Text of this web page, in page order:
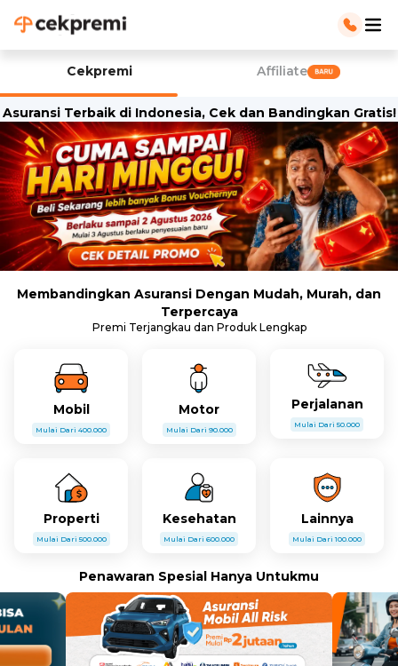
Cekpremi Affiliate
Asuransi Terbaik di Indonesia, Cek dan Bandingkan Gratis!
Membandingkan Asuransi Dengan Mudah, Murah, dan
Terpercaya
Premi Terjangkau dan Produk Lengkap
Mobil
Mulai Dari 400.000
Motor
Mulai Dari 90.000
Perjalanan
Mulai Dari 50.000
Properti
Mulai Dari 500.000
Kesehatan
Mulai Dari 600.000
Lainnya
Mulai Dari 100.000
Penawaran Spesial Hanya Untukmu